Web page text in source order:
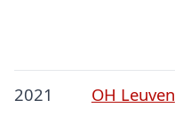
2021 OH Leuven